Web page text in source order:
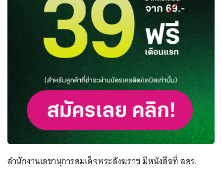
สำนักงานเลขานุการสมเด็จพระสังฆราช มีหนังสือที่ สสร.